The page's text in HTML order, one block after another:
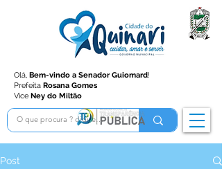
Olá, Bem-vindo a Senador Guiomard!
Prefeita Rosana Gomes
Vice Ney do Miltão
Post